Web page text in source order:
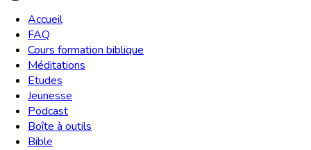
Accueil
FAQ
Cours formation biblique
Méditations
Etudes
Jeunesse
Podcast
Boîte à outils
Bible